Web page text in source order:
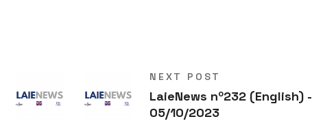
NEXT POST
LaieNews nº232 (English) -
05/10/2023